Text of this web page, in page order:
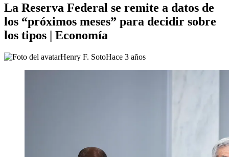
La Reserva Federal se remite a datos de
los “próximos meses” para decidir sobre
los tipos | Economía
Henry F. SotoHace 3 años